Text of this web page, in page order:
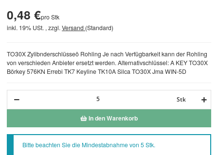
TO30X Zylibnderschlüsseö Rohling Je nach Verfügbarkeit kann der Rohling
von verschieden Anbieter ersetzt werden. Alternativschlüssel: A KEY TO30X
Börkey 576KN Errebi TK7 Keyline TK10A Silca TO30X Jma WIN-5D
0,48 €pro Stk
inkl. 19% USt. , zzgl. Versand (Standard)
Stk
In den Warenkorb
xBitte beachten Sie die Mindestabnahme von 5 Stk.